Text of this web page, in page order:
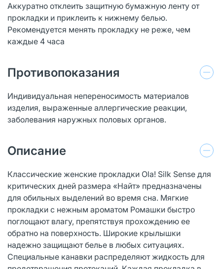
Аккуратно отклеить защитную бумажную ленту от
прокладки и приклеить к нижнему белью.
Рекомендуется менять прокладку не реже, чем
каждые 4 часа
Противопоказания
Индивидуальная непереносимость материалов
изделия, выраженные аллергические реакции,
заболевания наружных половых органов.
Описание
Классические женские прокладки Ola! Silk Sense для
критических дней размера «Найт» предназначены
для обильных выделений во время сна. Мягкие
прокладки с нежным ароматом Ромашки быстро
поглощают влагу, препятствуя прохождению ее
обратно на поверхность. Широкие крылышки
надежно защищают белье в любых ситуациях.
Специальные канавки распределяют жидкость для